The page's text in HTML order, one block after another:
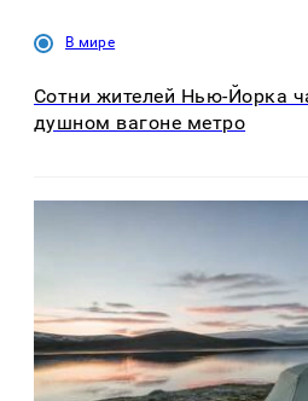
В мире
Сотни жителей Нью-Йорка
душном вагоне метро